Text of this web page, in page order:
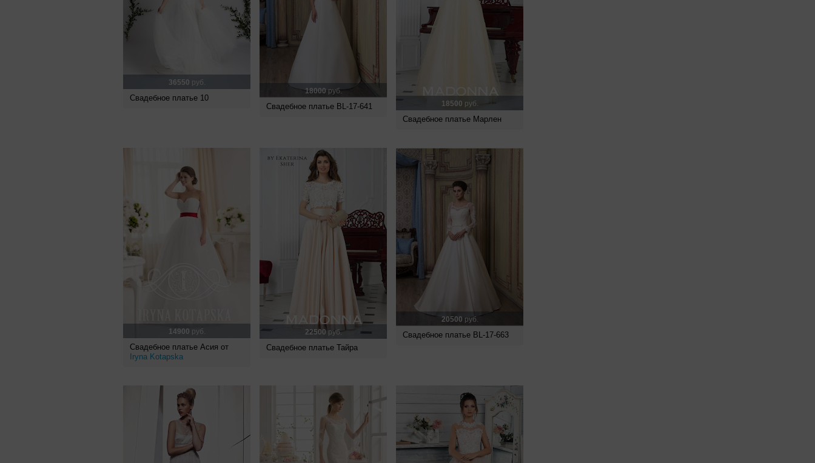
36550 руб.
Свадебное платье 10
18000 руб.
Свадебное платье BL-17-641 18500 руб.
Свадебное платье Марлен
14900 руб.
Свадебное платье Асия от
Iryna Kotapska
22500 руб.
Свадебное платье Тайра
20500 руб.
Свадебное платье BL-17-663